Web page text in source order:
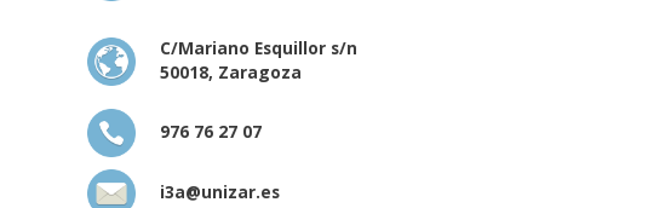
C/Mariano Esquillor s/n
50018, Zaragoza
976 76 27 07
i3a@unizar.es